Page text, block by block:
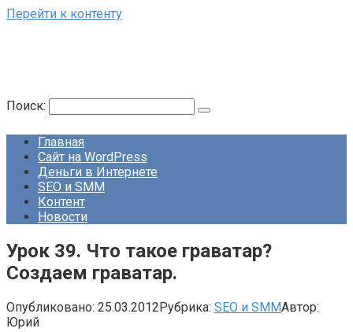
Перейти к контенту
Поиск:
Главная
Сайт на WordPress
Деньги в Интернете
SEO и SMM
Контент
Новости
Урок 39. Что такое граватар?
Создаем граватар.
Опубликовано: 25.03.2012Рубрика: SEO и SMMАвтор:
Юрий